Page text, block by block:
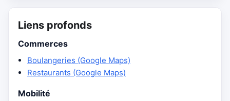
Liens profonds
Commerces
Boulangeries (Google Maps)
Restaurants (Google Maps)
Mobilité